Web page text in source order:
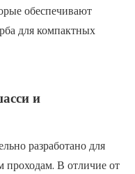
обеспечивают
для компактных
и
разработано для
проходам. В отличие от